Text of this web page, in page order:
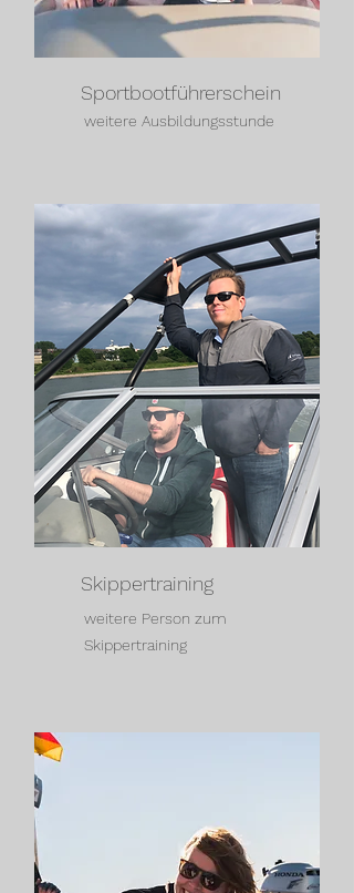
Sportbootführerschein
weitere Ausbildungsstunde
Skippertraining
weitere Person zum
Skippertraining